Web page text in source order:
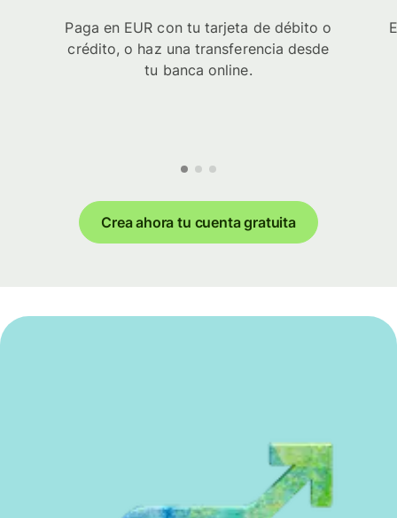
Paga en EUR con tu tarjeta de débito o
crédito, o haz una transferencia desde
tu banca online.
Crea ahora tu cuenta gratuita